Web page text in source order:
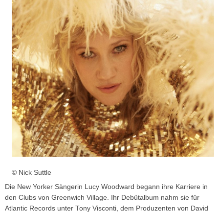
© Nick Suttle
Die New Yorker Sängerin Lucy Woodward begann ihre Karriere in
den Clubs von Greenwich Village. Ihr Debütalbum nahm sie für
Atlantic Records unter Tony Visconti, dem Produzenten von David